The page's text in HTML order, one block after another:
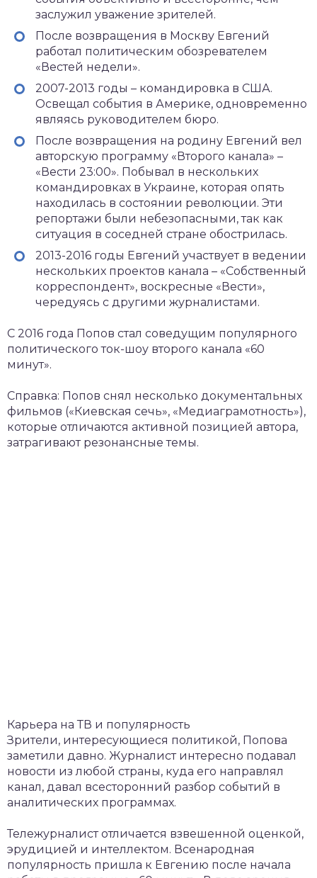
заслужил уважение зрителей.
После возвращения в Москву Евгений
работал политическим обозревателем
«Вестей недели».
2007-2013 годы – командировка в США.
Освещал события в Америке, одновременно
являясь руководителем бюро.
После возвращения на родину Евгений вел
авторскую программу «Второго канала» –
«Вести 23:00». Побывал в нескольких
командировках в Украине, которая опять
находилась в состоянии революции. Эти
репортажи были небезопасными, так как
ситуация в соседней стране обострилась.
2013-2016 годы Евгений участвует в ведении
нескольких проектов канала – «Собственный
корреспондент», воскресные «Вести»,
чередуясь с другими журналистами.
С 2016 года Попов стал соведущим популярного
политического ток-шоу второго канала «60
минут».
Справка: Попов снял несколько документальных
фильмов («Киевская сечь», «Медиаграмотность»),
которые отличаются активной позицией автора,
затрагивают резонансные темы.
Карьера на ТВ и популярность
Зрители, интересующиеся политикой, Попова
заметили давно. Журналист интересно подавал
новости из любой страны, куда его направлял
канал, давал всесторонний разбор событий в
аналитических программах.
Тележурналист отличается взвешенной оценкой,
эрудицией и интеллектом. Всенародная
популярность пришла к Евгению после начала